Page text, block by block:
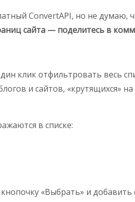
ConvertAPI, но не думаю,
сайта — поделитесь в
клик отфильтровать весь
и сайтов, «крутящихся»
в списке:
«Выбрать» и добавить